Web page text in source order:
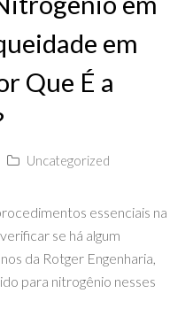
em
Que É a
Uncategorized
essenciais na
se há algum
da Rotger Engenharia,
para nitrogênio nesses